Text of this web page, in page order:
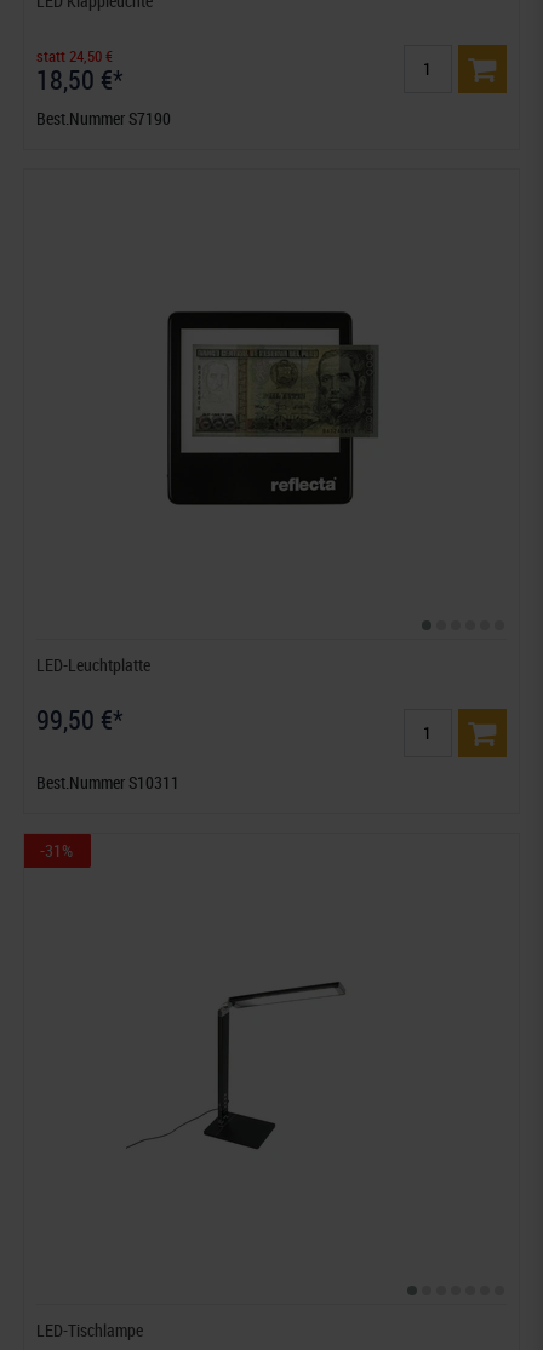
statt 24,50 €
18,50 €*
Best.Nummer S7190
LED-Leuchtplatte
99,50 €*
Best.Nummer S10311
-31%
LED-Tischlampe